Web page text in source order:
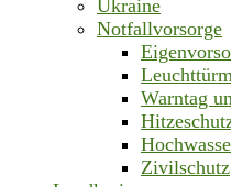
Ukraine
Notfallvorsorge
Warntag
Zivilschutz